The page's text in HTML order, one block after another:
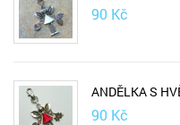
90 Kč
ANDĚLKA S
90 Kč